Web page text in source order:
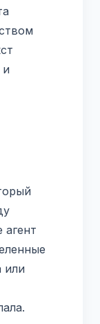
и
агент
или